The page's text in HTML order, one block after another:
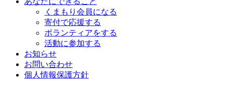
くまもり会員になる
寄付で応援する
ボランティアをする
活動に参加する
お知らせ
お問い合わせ
個人情報保護方針